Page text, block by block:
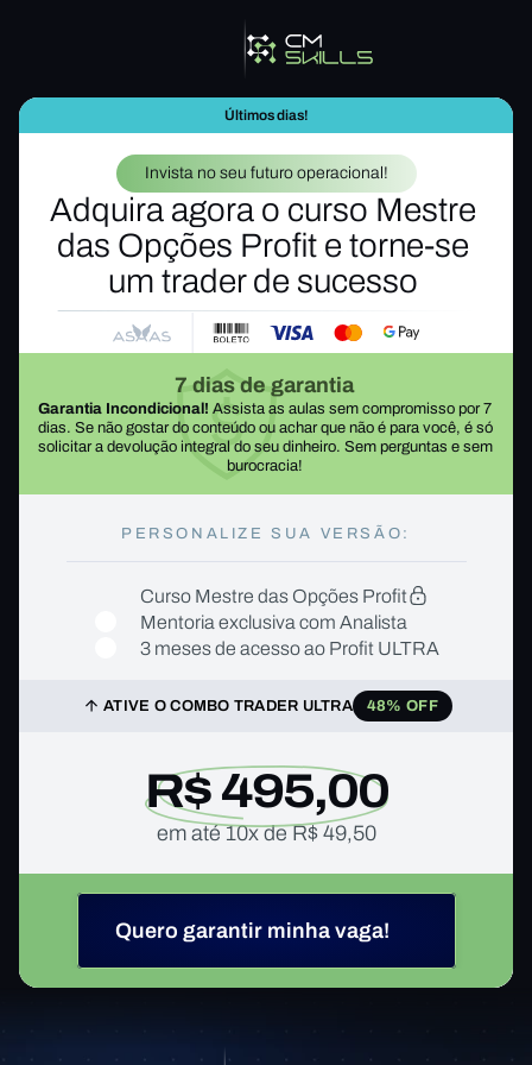
Últimos dias!
Invista no seu futuro operacional!
Adquira agora o curso Mestre
das Opções Profit e torne-se
um trader de sucesso
7 dias de garantia
Garantia Incondicional! Assista as aulas sem compromisso por 7
dias. Se não gostar do conteúdo ou achar que não é para você, é só
solicitar a devolução integral do seu dinheiro. Sem perguntas e sem
burocracia!
PERSONALIZE SUA VERSÃO:
Curso Mestre das Opções Profit
Mentoria exclusiva com Analista
3 meses de acesso ao Profit ULTRA
ATIVE O COMBO TRADER ULTRA 48% OFF
R$ 495,00
em até 10x de R$ 49,50
Quero garantir minha vaga!